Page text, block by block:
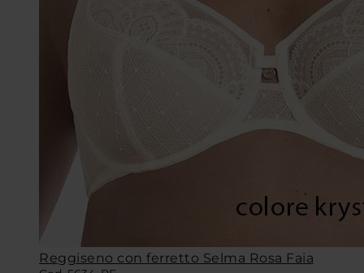
Reggiseno con ferretto Selma Rosa Faia